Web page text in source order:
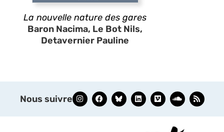
La nouvelle nature des gares
Baron Nacima, Le Bot Nils,
Detavernier Pauline
Nous suivre